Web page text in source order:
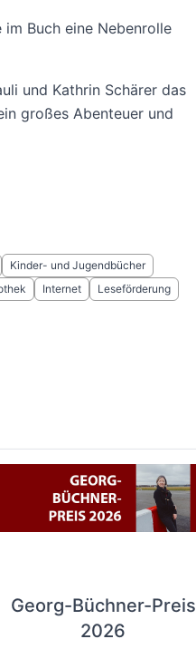
Buch eine Nebenrolle
und Kathrin Schärer das
großes Abenteuer und
Kinder- und Jugendbücher
Internet
Leseförderung
Georg-Büchner-Preis
2026